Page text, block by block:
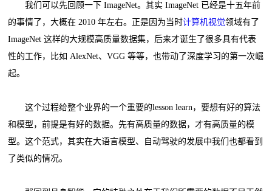
我们可以先回顾一下 ImageNet。其实 ImageNet 已经是十五年前
的事情了，大概在 2010 年左右。正是因为当时计算机视觉领域有了
ImageNet 这样的大规模高质量数据集，后来才诞生了很多具有代表
性的工作，比如 AlexNet、VGG 等等，也带动了深度学习的第一次崛
起。
这个过程给整个业界的一个重要的lesson learn，要想有好的算法
和模型，前提是有好的数据。先有高质量的数据，才有高质量的模
型。这个范式，其实在大语言模型、自动驾驶的发展中我们也都看到
了类似的情况。